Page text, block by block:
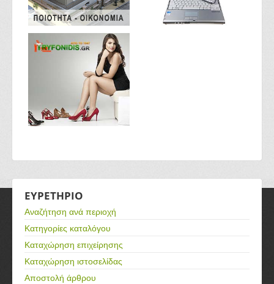
ΕΥΡΕΤΗΡΙΟ
Αναζήτηση ανά περιοχή
Κατηγορίες καταλόγου
Καταχώρηση επιχείρησης
Καταχώρηση ιστοσελίδας
Αποστολή άρθρου